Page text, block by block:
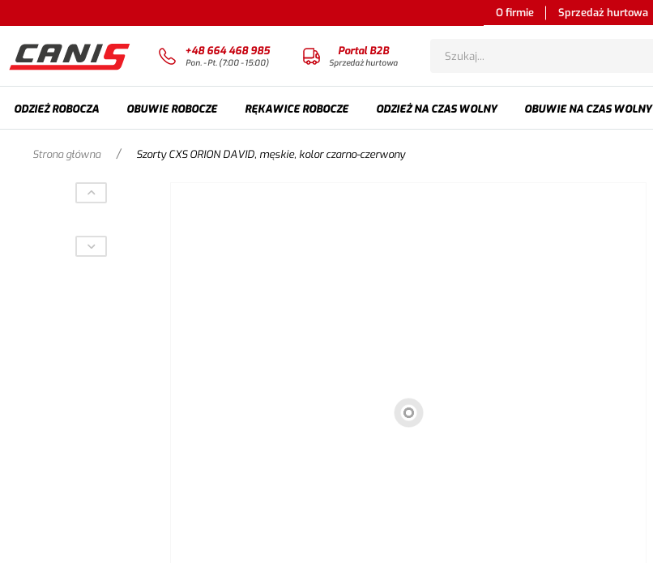
O firmie Sprzedaż hurtowa
+48 664 468 985
Pon. - Pt. (7:00 - 15:00)
Portal B2B
Sprzedaż hurtowa
ODZIEŻ ROBOCZA OBUWIE ROBOCZE RĘKAWICE ROBOCZE ODZIEŻ NA CZAS WOLNY OBUWIE NA CZAS WOLNY
Strona główna / Szorty CXS ORION DAVID, męskie, kolor czarno-czerwony